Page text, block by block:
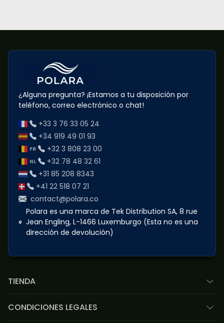
¿Alguna pregunta? ¡Estamos a tu disposición por
teléfono, correo electrónico o chat!
+33 3 76 33 05 24
+34 919 49 01 93
+32 3 808 23 00
+32 78 48 32 61
+31 85 208 8343
+41 22 518 07 21
contact@polara.co
Polara es una marca de Tek Distribution SA, 8 rue
Jean Engling, L-1466 Luxemburgo (Esta no es una
dirección de devolución)
TIENDA
CONDICIONES LEGALES